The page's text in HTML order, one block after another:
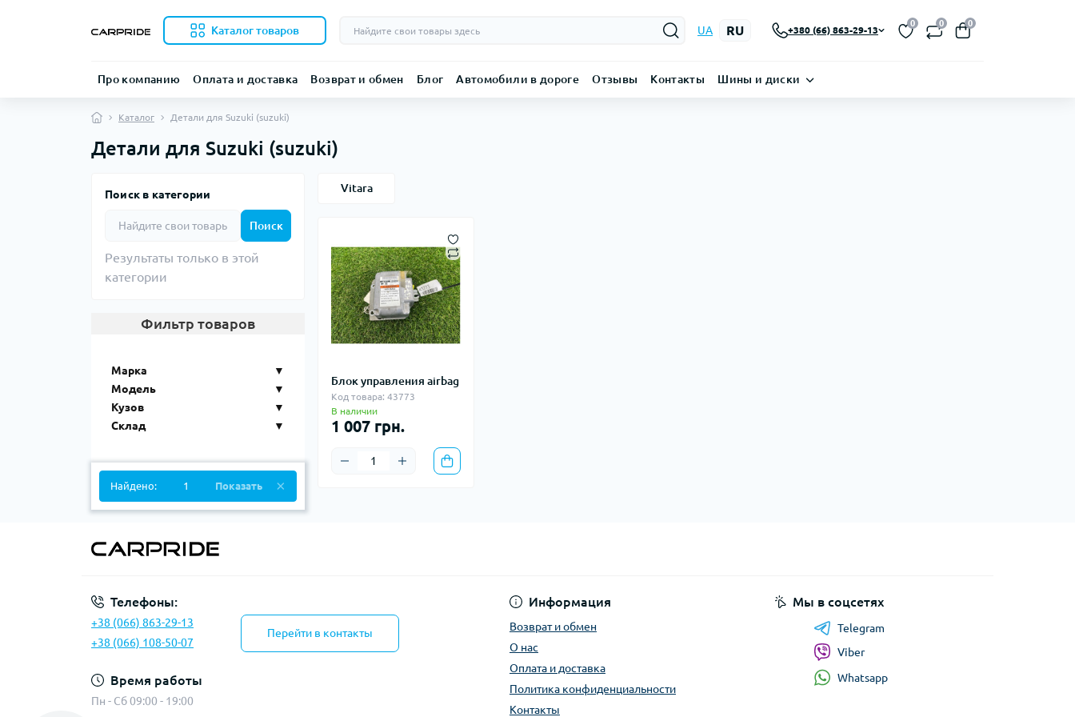
Каталог товаров UA RU +380 (66) 863-29-13
0 0 0
Про компанию Оплата и доставка Возврат и обмен Блог Автомобили в дороге Отзывы Контакты Шины и диски
Каталог Детали для Suzuki (suzuki)
Детали для Suzuki (suzuki)
Поиск в категории
Поиск
Результаты только в этой
категории
Фильтр товаров
Марка
Модель
Кузов
Склад
Найдено: 1 Показать
Vitara
Блок управления airbag
Код товара: 43773
В наличии
1 007 грн.
Телефоны:
+38 (066) 863-29-13
+38 (066) 108-50-07
Время работы
Пн - Сб 09:00 - 19:00
Перейти в контакты
Информация
Возврат и обмен
О нас
Оплата и доставка
Политика конфиденциальности
Контакты
Мы в соцсетях
Telegram
Viber
Whatsapp